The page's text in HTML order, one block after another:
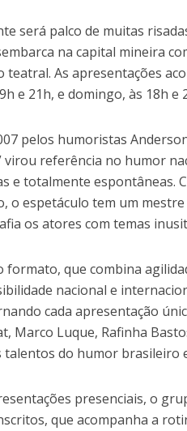
será palco de muitas
na capital mineira
teatral. As apresentações
e 21h, e domingo, às 18h e
pelos humoristas
virou referência no humor
e totalmente espontâneas.
o espetáculo tem um
os atores com temas
formato, que combina
nacional e
cada apresentação
Marco Luque, Rafinha
do humor brasileiro
presenciais, o
que acompanha a